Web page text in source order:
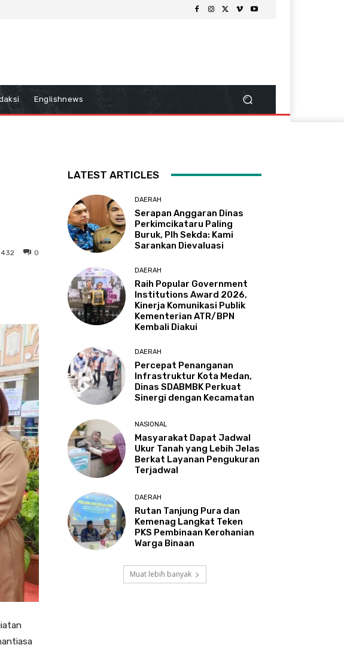
Englishnews
0
432
LATEST ARTICLES
DAERAH
Serapan Anggaran Dinas
Perkimcikataru Paling
Buruk, Plh Sekda: Kami
Sarankan Dievaluasi
DAERAH
Raih Popular Government
Institutions Award 2026,
Kinerja Komunikasi Publik
Kementerian ATR/BPN
Kembali Diakui
DAERAH
Percepat Penanganan
Infrastruktur Kota Medan,
Dinas SDABMBK Perkuat
Sinergi dengan Kecamatan
NASIONAL
Masyarakat Dapat Jadwal
Ukur Tanah yang Lebih Jelas
Berkat Layanan Pengukuran
Terjadwal
DAERAH
Rutan Tanjung Pura dan
Kemenag Langkat Teken
PKS Pembinaan Kerohanian
Warga Binaan
Muat lebih banyak